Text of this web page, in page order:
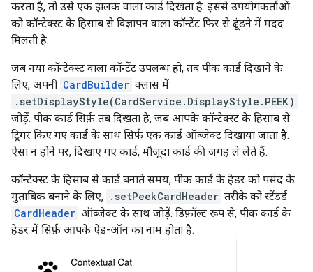
करता है, तो उसे एक झलक वाला कार्ड दिखता है. इससे उपयोगकर्ताओं
को कॉन्टेक्स्ट के हिसाब से विज्ञापन वाला कॉन्टेंट फिर से ढूंढने में मदद
मिलती है.
जब नया कॉन्टेक्स्ट वाला कॉन्टेंट उपलब्ध हो, तब पीक कार्ड दिखाने के
लिए, अपनी CardBuilder क्लास में
.setDisplayStyle(CardService.DisplayStyle.PEEK)
जोड़ें. पीक कार्ड सिर्फ़ तब दिखता है, जब आपके कॉन्टेक्स्ट के हिसाब से
ट्रिगर किए गए कार्ड के साथ सिर्फ़ एक कार्ड ऑब्जेक्ट दिखाया जाता है.
ऐसा न होने पर, दिखाए गए कार्ड, मौजूदा कार्ड की जगह ले लेते हैं.
कॉन्टेक्स्ट के हिसाब से कार्ड बनाते समय, पीक कार्ड के हेडर को पसंद के
मुताबिक बनाने के लिए, .setPeekCardHeader तरीके को स्टैंडर्ड
CardHeader ऑब्जेक्ट के साथ जोड़ें. डिफ़ॉल्ट रूप से, पीक कार्ड के
हेडर में सिर्फ़ आपके ऐड-ऑन का नाम होता है.